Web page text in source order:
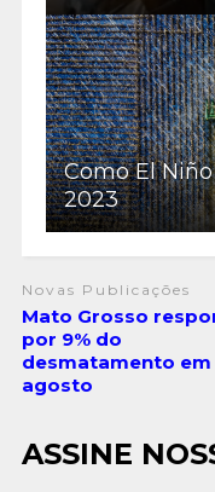
Como El
2023
Novas Publicações
Mato Grosso
por 9% do
desmatamento em
agosto
ASSINE